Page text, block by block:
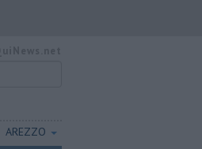
AREZZO